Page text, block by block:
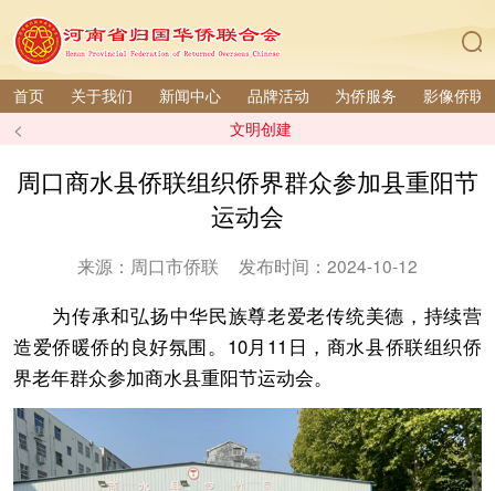
首页 关于我们 新闻中心 品牌活动 为侨服务 影像侨联
< 文明创建
周口商水县侨联组织侨界群众参加县重阳节
运动会
来源：周口市侨联 发布时间：2024-10-12
为传承和弘扬中华民族尊老爱老传统美德，持续营
造爱侨暖侨的良好氛围。10月11日，商水县侨联组织侨
界老年群众参加商水县重阳节运动会。